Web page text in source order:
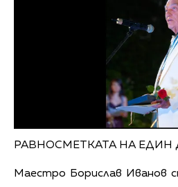
РАВНОСМЕТКАТА НА
Маестро Борислав Иванов